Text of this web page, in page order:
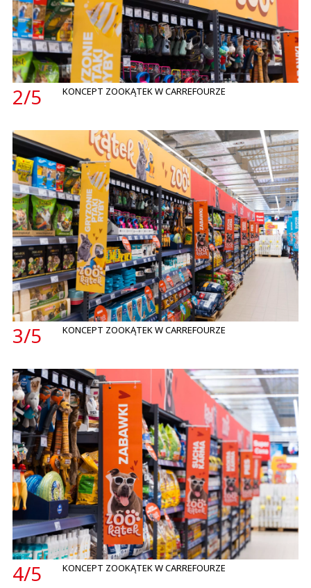
2/5 KONCEPT ZOOKĄTEK W CARREFOURZE
3/5 KONCEPT ZOOKĄTEK W CARREFOURZE
4/5 KONCEPT ZOOKĄTEK W CARREFOURZE